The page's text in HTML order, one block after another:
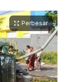
Perbesar